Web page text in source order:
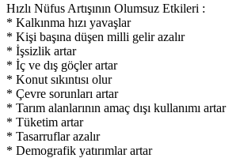
Hızlı Nüfus Artışının Olumsuz Etkileri :
* Kalkınma hızı yavaşlar
* Kişi başına düşen milli gelir azalır
* İşsizlik artar
* İç ve dış göçler artar
* Konut sıkıntısı olur
* Çevre sorunları artar
* Tarım alanlarının amaç dışı kullanımı artar
* Tüketim artar
* Tasarruflar azalır
* Demografik yatırımlar artar